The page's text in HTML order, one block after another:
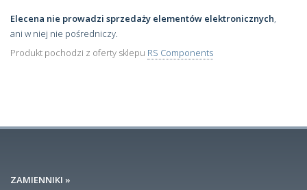
Elecena nie prowadzi sprzedaży elementów elektronicznych,
ani w niej nie pośredniczy.
Produkt pochodzi z oferty sklepu RS Components
ZAMIENNIKI »